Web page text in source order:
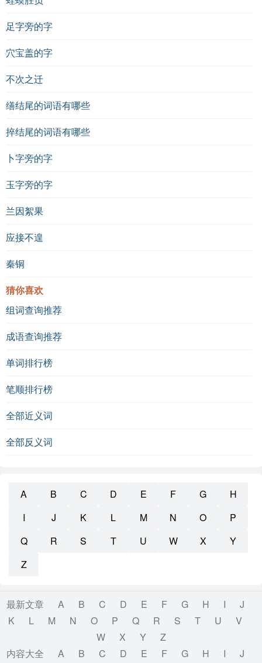
足字旁的字
穴宝盖的字
不次之迁
缮结尾的词语有哪些
捽结尾的词语有哪些
卜字旁的字
玉字旁的字
兰因絮果
应接不遑
秦铜
猜你喜欢
组词查询推荐
成语查询推荐
单词排行榜
笔顺排行榜
全部近义词
全部反义词
A B C D E F G
H
I
J K L M N O
P
Q
R S T U W X
Y
Z
最新文章 A B C D E F G H I
J
K
L M N O P Q R S T U
V
W
X Y
Z
内容大全
A B C D E F G H I J